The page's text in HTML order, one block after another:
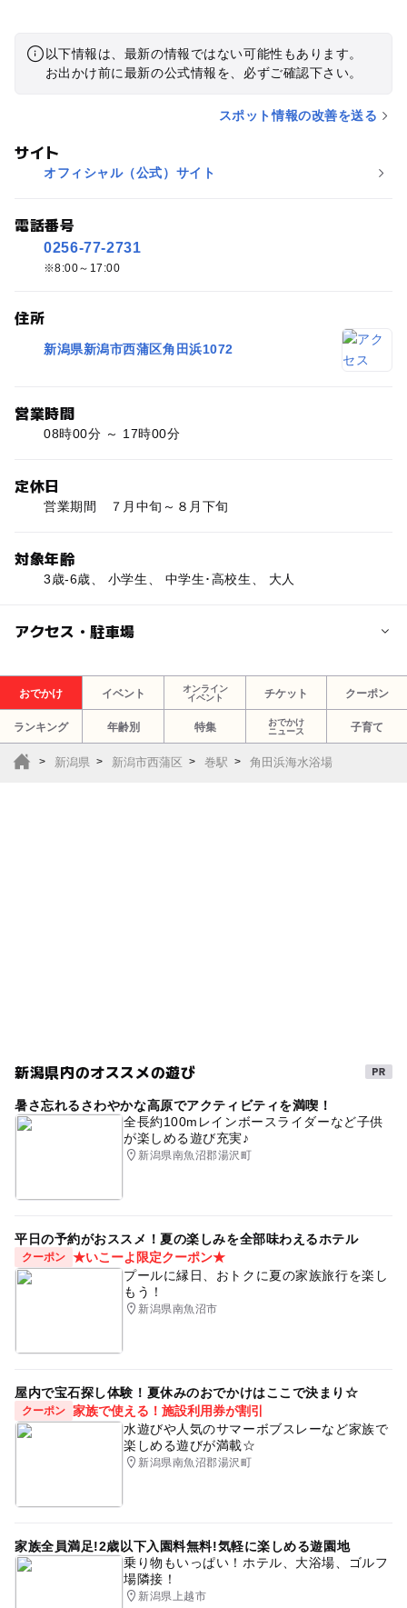
以下情報は、最新の情報ではない可能性もあります。
お出かけ前に最新の公式情報を、必ずご確認下さい。
スポット情報の改善を送る
サイト
オフィシャル（公式）サイト
電話番号
0256-77-2731
8:00～17:00
住所
新潟県新潟市西蒲区角田浜1072
営業時間
08時00分 ～ 17時00分
定休日
営業期間 ７月中旬～８月下旬
対象年齢
3歳-6歳、 小学生、 中学生･高校生、 大人
アクセス・駐車場
交通アクセス
車：北陸自動車道巻潟東ICより車で30分（案内標識あり）
近くの駅
おでかけ イベント
オンライン
イベント
チケット クーポン
ランキング 年齢別 特集
おでかけ
ニュース
子育て
新潟県 新潟市西蒲区 巻駅 角田浜海水浴場
新潟県内のオススメの遊び
暑さ忘れるさわやかな高原でアクティビティを満喫！
全長約100mレインボースライダーなど子供
が楽しめる遊び充実♪
新潟県南魚沼郡湯沢町
平日の予約がおススメ！夏の楽しみを全部味わえるホテル
クーポン ★いこーよ限定クーポン★
プールに縁日、おトクに夏の家族旅行を楽し
もう！
新潟県南魚沼市
屋内で宝石探し体験！夏休みのおでかけはここで決まり☆
クーポン 家族で使える！施設利用券が割引
水遊びや人気のサマーボブスレーなど家族で
楽しめる遊びが満載☆
新潟県南魚沼郡湯沢町
家族全員満足!2歳以下入園料無料!気軽に楽しめる遊園地
乗り物もいっぱい！ホテル、大浴場、ゴルフ
場隣接！
新潟県上越市